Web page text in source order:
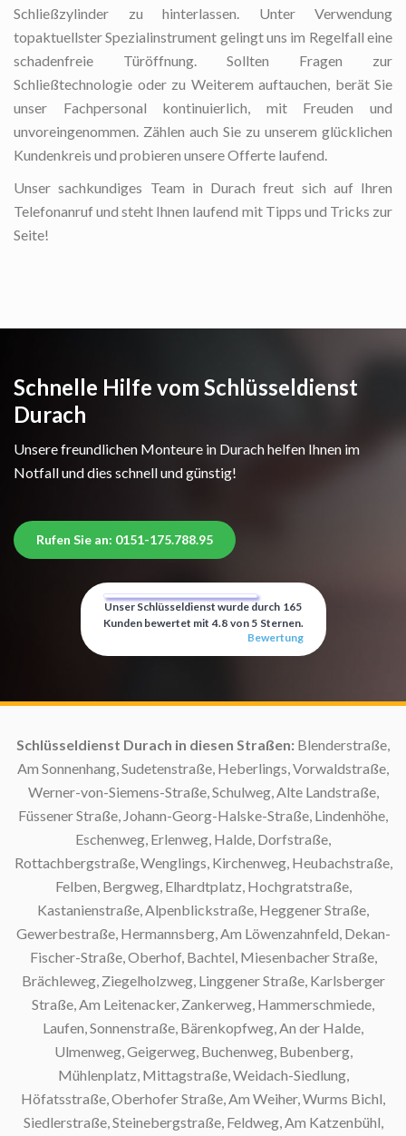
Schließzylinder zu hinterlassen. Unter Verwendung
topaktuellster Spezialinstrument gelingt uns im Regelfall eine
schadenfreie Türöffnung. Sollten Fragen zur
Schließtechnologie oder zu Weiterem auftauchen, berät Sie
unser Fachpersonal kontinuierlich, mit Freuden und
unvoreingenommen. Zählen auch Sie zu unserem glücklichen
Kundenkreis und probieren unsere Offerte laufend.
Unser sachkundiges Team in Durach freut sich auf Ihren
Telefonanruf und steht Ihnen laufend mit Tipps und Tricks zur
Seite!
Schnelle Hilfe vom Schlüsseldienst
Durach
Unsere freundlichen Monteure in Durach helfen Ihnen im
Notfall und dies schnell und günstig!
Rufen Sie an: 0151-175.788.95
Unser Schlüsseldienst wurde durch 165
Kunden bewertet mit 4.8 von 5 Sternen.
Bewertung
Schlüsseldienst Durach in diesen Straßen: Blenderstraße,
Am Sonnenhang, Sudetenstraße, Heberlings, Vorwaldstraße,
Werner-von-Siemens-Straße, Schulweg, Alte Landstraße,
Füssener Straße, Johann-Georg-Halske-Straße, Lindenhöhe,
Eschenweg, Erlenweg, Halde, Dorfstraße,
Rottachbergstraße, Wenglings, Kirchenweg, Heubachstraße,
Felben, Bergweg, Elhardtplatz, Hochgratstraße,
Kastanienstraße, Alpenblickstraße, Heggener Straße,
Gewerbestraße, Hermannsberg, Am Löwenzahnfeld, Dekan-
Fischer-Straße, Oberhof, Bachtel, Miesenbacher Straße,
Brächleweg, Ziegelholzweg, Linggener Straße, Karlsberger
Straße, Am Leitenacker, Zankerweg, Hammerschmiede,
Laufen, Sonnenstraße, Bärenkopfweg, An der Halde,
Ulmenweg, Geigerweg, Buchenweg, Bubenberg,
Mühlenplatz, Mittagstraße, Weidach-Siedlung,
Höfatsstraße, Oberhofer Straße, Am Weiher, Wurms Bichl,
Siedlerstraße, Steinebergstraße, Feldweg, Am Katzenbühl,